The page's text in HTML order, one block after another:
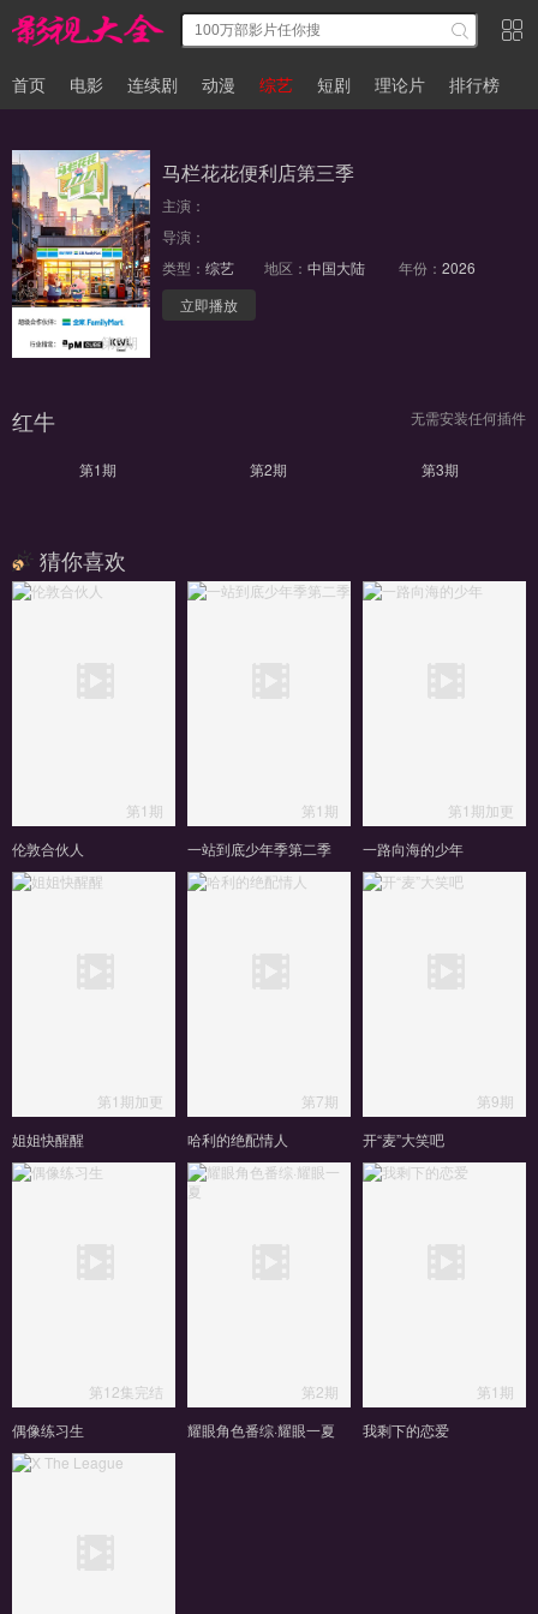
首页 电影 连续剧 动漫 综艺 短剧 理论片 排行榜
第3期
马栏花花便利店第三季
主演：
导演：
类型： 综艺 地区： 中国大陆 年份： 2026
立即播放
无需安装任何插件
红牛
第1期 第2期 第3期
猜你喜欢
第1期
伦敦合伙人
第1期
一站到底少年季第二季
第1期加更
一路向海的少年
第1期加更
姐姐快醒醒
第7期
哈利的绝配情人
第9期
开“麦”大笑吧
第12集完结
偶像练习生
第2期
耀眼角色番综·耀眼一夏
第1期
我剩下的恋爱